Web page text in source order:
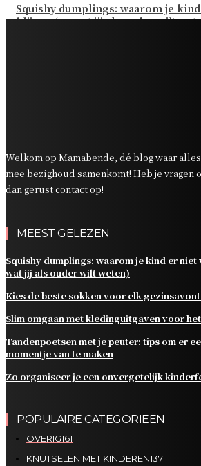
Squishy dumplings: waarom je
blijven (en wat jij als ouder wilt
Welkom op Mamabende, dé blog waar
mee bezighoud samenkomt! Heb je vragen
dan gerust contact op!
MEEST GELEZEN
Squishy dumplings: waarom je kind er niet
wat jij als ouder wilt weten)
Kies de beste sokken voor elk
Slim omgaan met kledinguitgaven voor
Tandenpoetsen met je peuter: tips om er
momentje van te maken
Zo organiseer je een onvergetelijk
POPULAIRE CATEGORIEËN
OVERIG161
KNUTSELEN MET KINDEREN137